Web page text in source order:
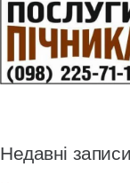
Недавні записи